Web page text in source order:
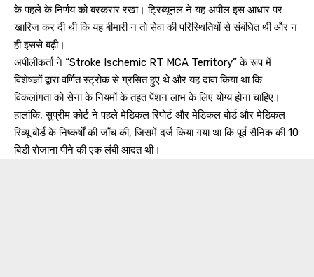
के पहले के निर्णय को बरकरार रखा। ट्रिब्यूनल ने यह अपील इस आधार पर
खारिज कर दी थी कि यह बीमारी न तो सेवा की परिस्थितियों से संबंधित थी और न
ही इससे बढ़ी।
अपीलीकर्ता ने “Stroke Ischemic RT MCA Territory” के रूप में
विशेषज्ञों द्वारा वर्णित स्ट्रोक से ग्रसित हुए थे और यह दावा किया था कि
विकलांगता को सेना के नियमों के तहत पेंशन लाभ के लिए योग्य होना चाहिए।
हालांकि, सुप्रीम कोर्ट ने पहले मेडिकल रिपोर्ट और मेडिकल बोर्ड और मेडिकल
रिव्यू बोर्ड के निष्कर्षों की जाँच की, जिसमें दर्ज किया गया था कि पूर्व सैनिक की 10
बिडी रोजाना पीने की एक लंबी आदत थी।